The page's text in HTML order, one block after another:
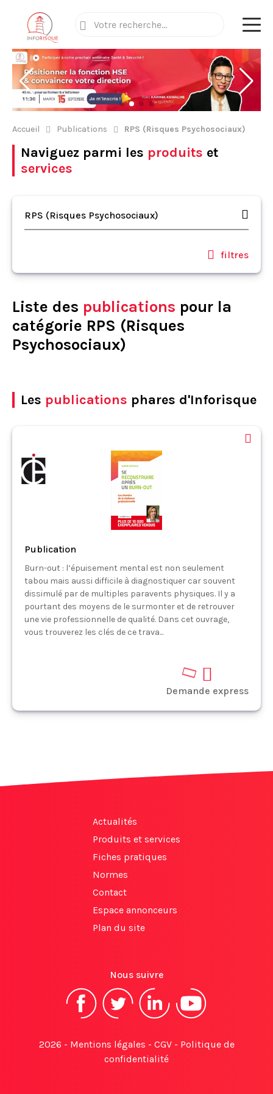
Accueil Publications RPS (Risques Psychosociaux)
Naviguez parmi les produits et
services
RPS (Risques Psychosociaux)
filtres
Liste des publications pour la
catégorie RPS (Risques
Psychosociaux)
Les publications phares d'Inforisque
Publication
Burn-out : l’épuisement mental est non seulement
tabou mais aussi difficile à diagnostiquer car souvent
dissimulé par de multiples paravents physiques. Il y a
pourtant des moyens de le surmonter et de retrouver
une vie professionnelle de qualité. Dans cet ouvrage,
vous trouverez les clés de ce trava...
Demande express
Actualités
Produits et services
Fiches pratiques
Normes
Contact
Espace annonceurs
Plan du site
Nous suivre
2026 - Mentions légales - CGV- Politique de
confidentialité